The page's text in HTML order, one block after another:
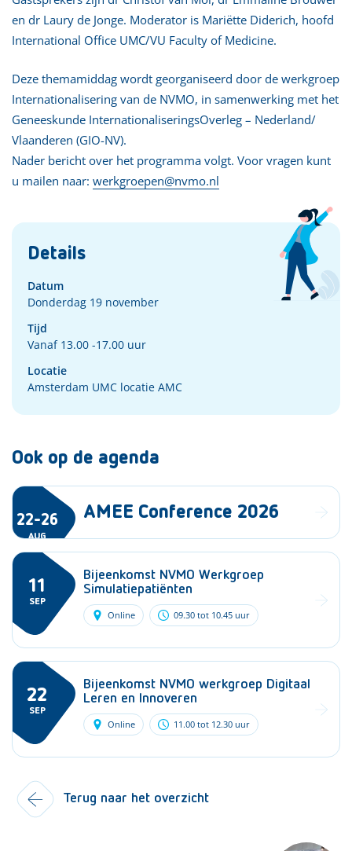
en dr Laury de Jonge. Moderator is Mariëtte Diderich, hoofd
International Office UMC/VU Faculty of Medicine.
Deze themamiddag wordt georganiseerd door de werkgroep
Internationalisering van de NVMO, in samenwerking met het
Geneeskunde InternationaliseringsOverleg – Nederland/
Vlaanderen (GIO-NV).
Nader bericht over het programma volgt. Voor vragen kunt
u mailen naar: werkgroepen@nvmo.nl
Details
Datum
Donderdag 19 november
Tijd
Vanaf 13.00 -17.00 uur
Locatie
Amsterdam UMC locatie AMC
Ook op de agenda
22-26
AUG
AMEE Conference 2026
11
SEP
Bijeenkomst NVMO Werkgroep
Simulatiepatiënten
Online 09.30 tot 10.45 uur
22
SEP
Bijeenkomst NVMO werkgroep Digitaal
Leren en Innoveren
Online 11.00 tot 12.30 uur
Terug naar het overzicht